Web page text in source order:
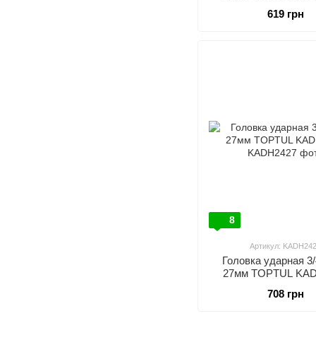
619 грн
8
Артикул:
Головка ударная
27мм TOPTUL
708 грн